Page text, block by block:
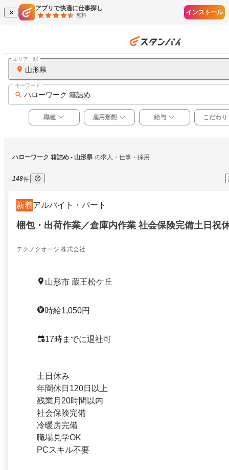
アプリで快適に仕事探し
無料 インストール
山形県
エリア、駅
ハローワーク 箱詰め
キーワード
職種 雇用形態 給与 こだわり
ハローワーク 箱詰め - 山形県 の求人・仕事・採用
148件
新着アルバイト・パート
梱包・出荷作業／倉庫内作業 社会保険完備土日祝
テクノクオーツ 株式会社
山形市 蔵王松ケ丘
時給1,050円
17時までに退社可
土日休み
年間休日120日以上
残業月20時間以内
社会保険完備
冷暖房完備
職場見学OK
PCスキル不要